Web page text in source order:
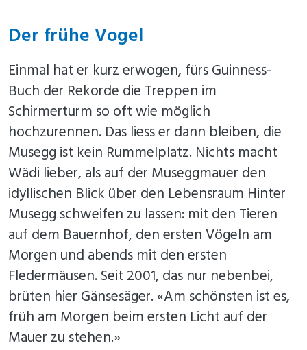
Der frühe Vogel
Einmal hat er kurz erwogen, fürs Guinness-
Buch der Rekorde die Treppen im
Schirmerturm so oft wie möglich
hochzurennen. Das liess er dann bleiben, die
Musegg ist kein Rummelplatz. Nichts macht
Wädi lieber, als auf der Museggmauer den
idyllischen Blick über den Lebensraum Hinter
Musegg schweifen zu lassen: mit den Tieren
auf dem Bauernhof, den ersten Vögeln am
Morgen und abends mit den ersten
Fledermäusen. Seit 2001, das nur nebenbei,
brüten hier Gänsesäger. «Am schönsten ist es,
früh am Morgen beim ersten Licht auf der
Mauer zu stehen.»